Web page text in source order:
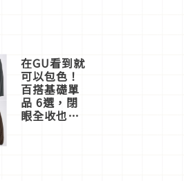
在GU看到就
可以包色！
百搭基礎單
品 6選，閉
眼全收也不